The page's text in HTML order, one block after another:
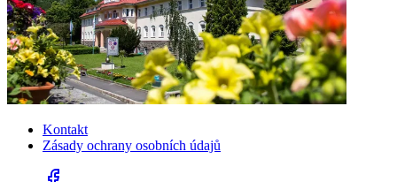
Kontakt
Zásady ochrany osobních údajů